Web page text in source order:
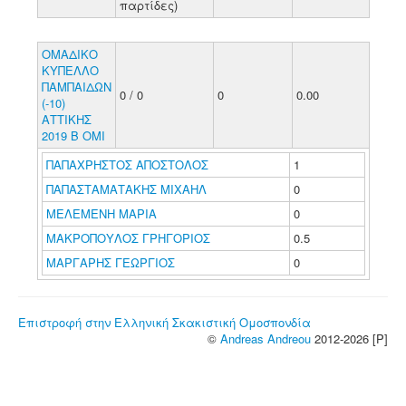
παρτίδες)
ΟΜΑΔΙΚΟ
ΚΥΠΕΛΛΟ
ΠΑΜΠΑΙΔΩΝ
(-10)
ΑΤΤΙΚΗΣ
2019 Β ΟΜΙ
0 / 0 0 0.00
ΠΑΠΑΧΡΗΣΤΟΣ ΑΠΟΣΤΟΛΟΣ
1
ΠΑΠΑΣΤΑΜΑΤΑΚΗΣ ΜΙΧΑΗΛ
0
ΜΕΛΕΜΕΝΗ ΜΑΡΙΑ
0
ΜΑΚΡΟΠΟΥΛΟΣ ΓΡΗΓΟΡΙΟΣ
0.5
ΜΑΡΓΑΡΗΣ ΓΕΩΡΓΙΟΣ
0
Επιστροφή στην Ελληνική Σκακιστική Ομοσπονδία
© Andreas Andreou 2012-2026 [P]